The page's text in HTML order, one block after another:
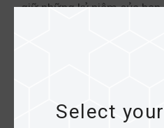
giữ những kỷ niệm của
Select